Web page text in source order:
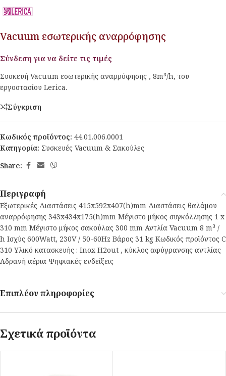
Vacuum εσωτερικής αναρρόφησης
Σύνδεση για να δείτε τις τιμές
Συσκευή Vacuum εσωτερικής αναρρόφησης , 8m³/h, του
εργοστασίου Lerica.
Σύγκριση
Κωδικός προϊόντος: 44.01.006.0001
Κατηγορία: Συσκευές Vacuum & Σακούλες
Share:
Περιγραφή
Εξωτερικές Διαστάσεις 415x592x407(h)mm Διαστάσεις θαλάμου
αναρρόφησης 343x434x175(h)mm Μέγιστο μήκος συγκόλλησης 1 x
310 mm Μέγιστο μήκος σακούλας 300 mm Αντλία Vacuum 8 m³ /
h Ισχύς 600Watt, 230V / 50-60Hz Βάρος 31 kg Κωδικός προϊόντος C
310 Υλικό κατασκευής : Inox H2out , κύκλος αφύγρανσης αντλίας
Αδρανή αέρια Ψηφιακές ενδείξεις
Επιπλέον πληροφορίες
Σχετικά προϊόντα